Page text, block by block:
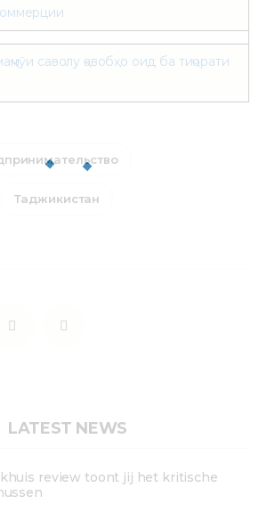
саволу ҷавобҳо оид ба тиҷорати
Таджикистан
LATEST NEWS
review toont jij het kritische